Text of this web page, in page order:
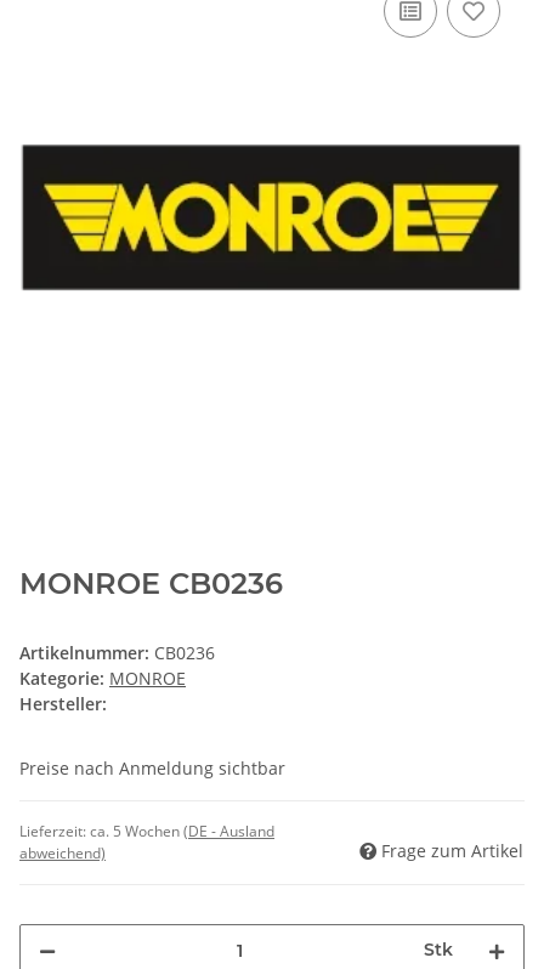
MONROE CB0236
Artikelnummer: CB0236
Kategorie: MONROE
Hersteller:
Preise nach Anmeldung sichtbar
Lieferzeit:ca. 5 Wochen(DE - Ausland
abweichend)
Frage zum Artikel
Stk